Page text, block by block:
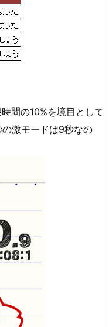
間の10%を境目として
激モードは9秒なの